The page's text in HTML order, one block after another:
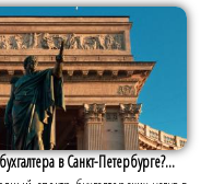
в Санкт-Петербурге?...